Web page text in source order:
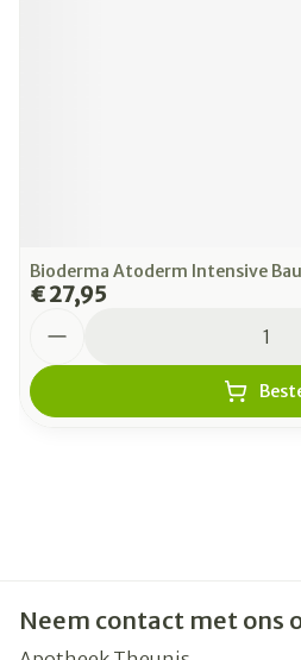
Bioderma Atoderm Intensive
€ 27,95
Neem contact met ons